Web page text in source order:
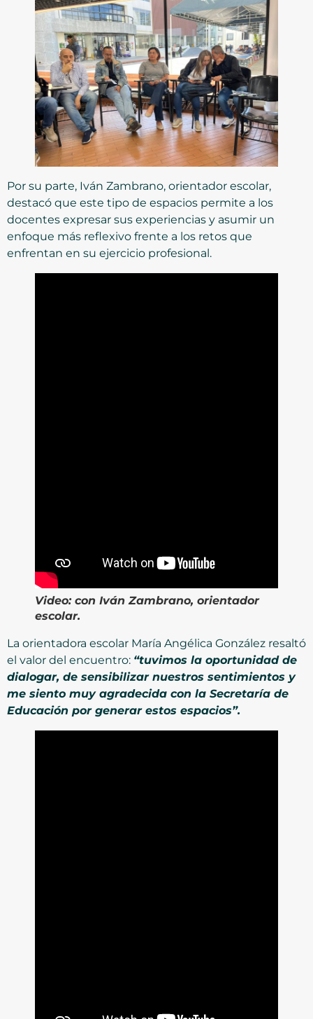
Por su parte, Iván Zambrano, orientador escolar,
destacó que este tipo de espacios permite a los
docentes expresar sus experiencias y asumir un
enfoque más reflexivo frente a los retos que
enfrentan en su ejercicio profesional.
Video: con Iván Zambrano, orientador
escolar.
La orientadora escolar María Angélica González resaltó
el valor del encuentro: “tuvimos la oportunidad de
dialogar, de sensibilizar nuestros sentimientos y
me siento muy agradecida con la Secretaría de
Educación por generar estos espacios”.